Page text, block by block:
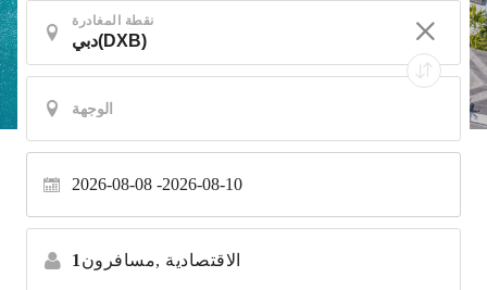
نقطة المغادرة
2026-08-08 2026-08-10
1 مسافرون, الاقتصادية